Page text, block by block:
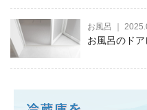
お風呂 ｜
お風呂のドア